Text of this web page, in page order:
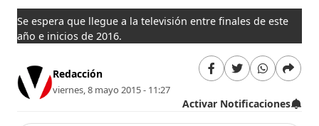
Se espera que llegue a la televisión entre finales de este
año e inicios de 2016.
Redacción
viernes, 8 mayo 2015 - 11:27
Activar Notificaciones